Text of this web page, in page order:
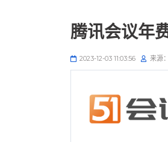
腾讯会议年
2023-12-03 11:03:56 来源：